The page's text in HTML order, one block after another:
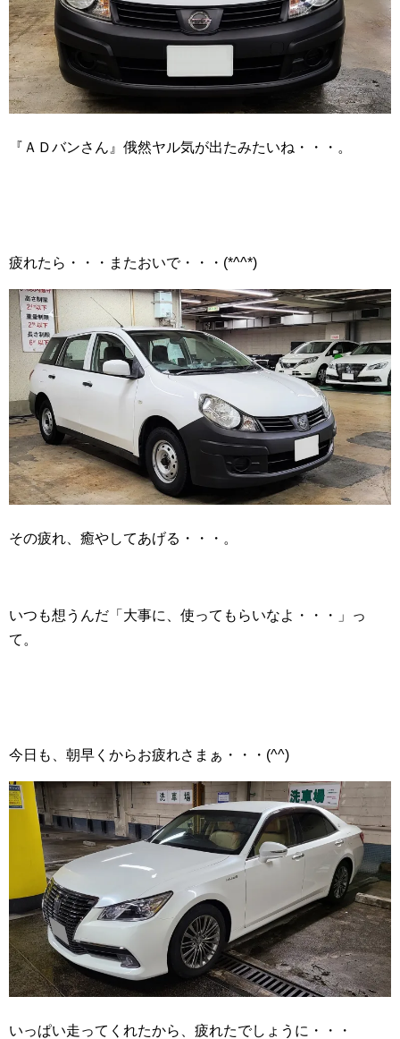
『ＡＤバンさん』俄然ヤル気が出たみたいね・・・。
疲れたら・・・またおいで・・・(*^^*)
その疲れ、癒やしてあげる・・・。
いつも想うんだ「大事に、使ってもらいなよ・・・」っ
て。
今日も、朝早くからお疲れさまぁ・・・(^^)
いっぱい走ってくれたから、疲れたでしょうに・・・